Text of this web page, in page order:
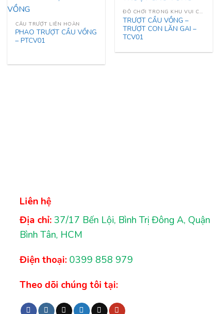
CẦU TRƯỢT LIÊN HOÀN
PHAO TRƯỢT CẦU VỒNG
– PTCV01
ĐỒ CHƠI TRONG KHU VUI CHƠI
TRƯỢT CẦU VỒNG –
TRƯỢT CON LĂN GAI –
TCV01
Liên hệ
Địa chỉ: 37/17 Bến Lội, Bình Trị Đông A, Quận
Bình Tân, HCM
Điện thoại: 0399 858 979
Theo dõi chúng tôi tại: